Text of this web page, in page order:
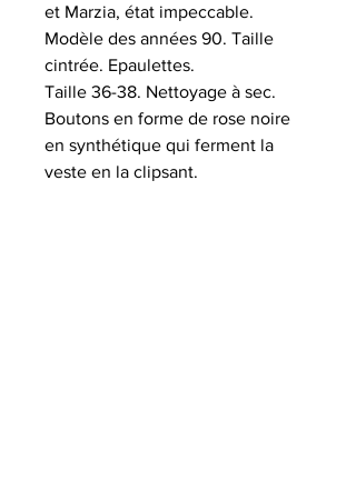
et Marzia, état impeccable.
Modèle des années 90. Taille
cintrée. Epaulettes.
Taille 36-38. Nettoyage à sec.
Boutons en forme de rose noire
en synthétique qui ferment la
veste en la clipsant.